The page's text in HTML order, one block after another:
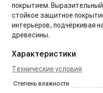
покрытием.
стойкое защитное
интерьеров, подчёркивая
древесины.
Характеристики
Технические условия
Степень влажности